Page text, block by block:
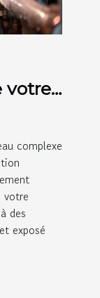
votre
complexe
votre
des
exposé